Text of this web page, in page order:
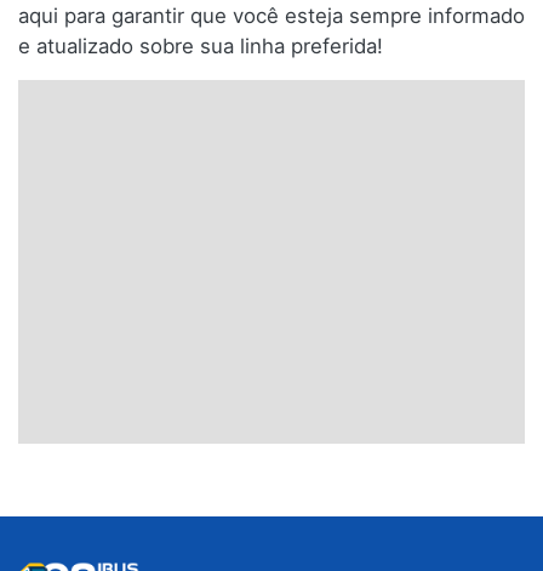
aqui para garantir que você esteja sempre informado
e atualizado sobre sua linha preferida!